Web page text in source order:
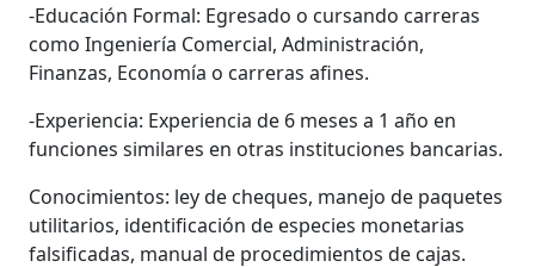
-Educación Formal: Egresado o cursando carreras
como Ingeniería Comercial, Administración,
Finanzas, Economía o carreras afines.
-Experiencia: Experiencia de 6 meses a 1 año en
funciones similares en otras instituciones bancarias.
Conocimientos: ley de cheques, manejo de paquetes
utilitarios, identificación de especies monetarias
falsificadas, manual de procedimientos de cajas.